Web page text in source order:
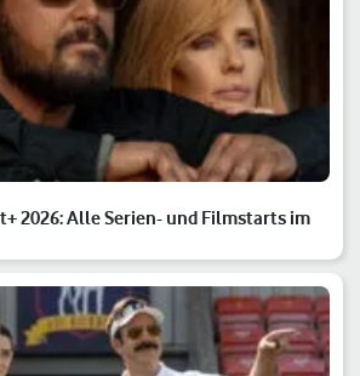
2026: Alle Serien- und Filmstarts im